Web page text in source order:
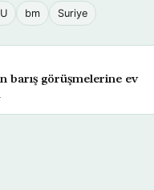
bm Suriye
barış görüşmelerine ev